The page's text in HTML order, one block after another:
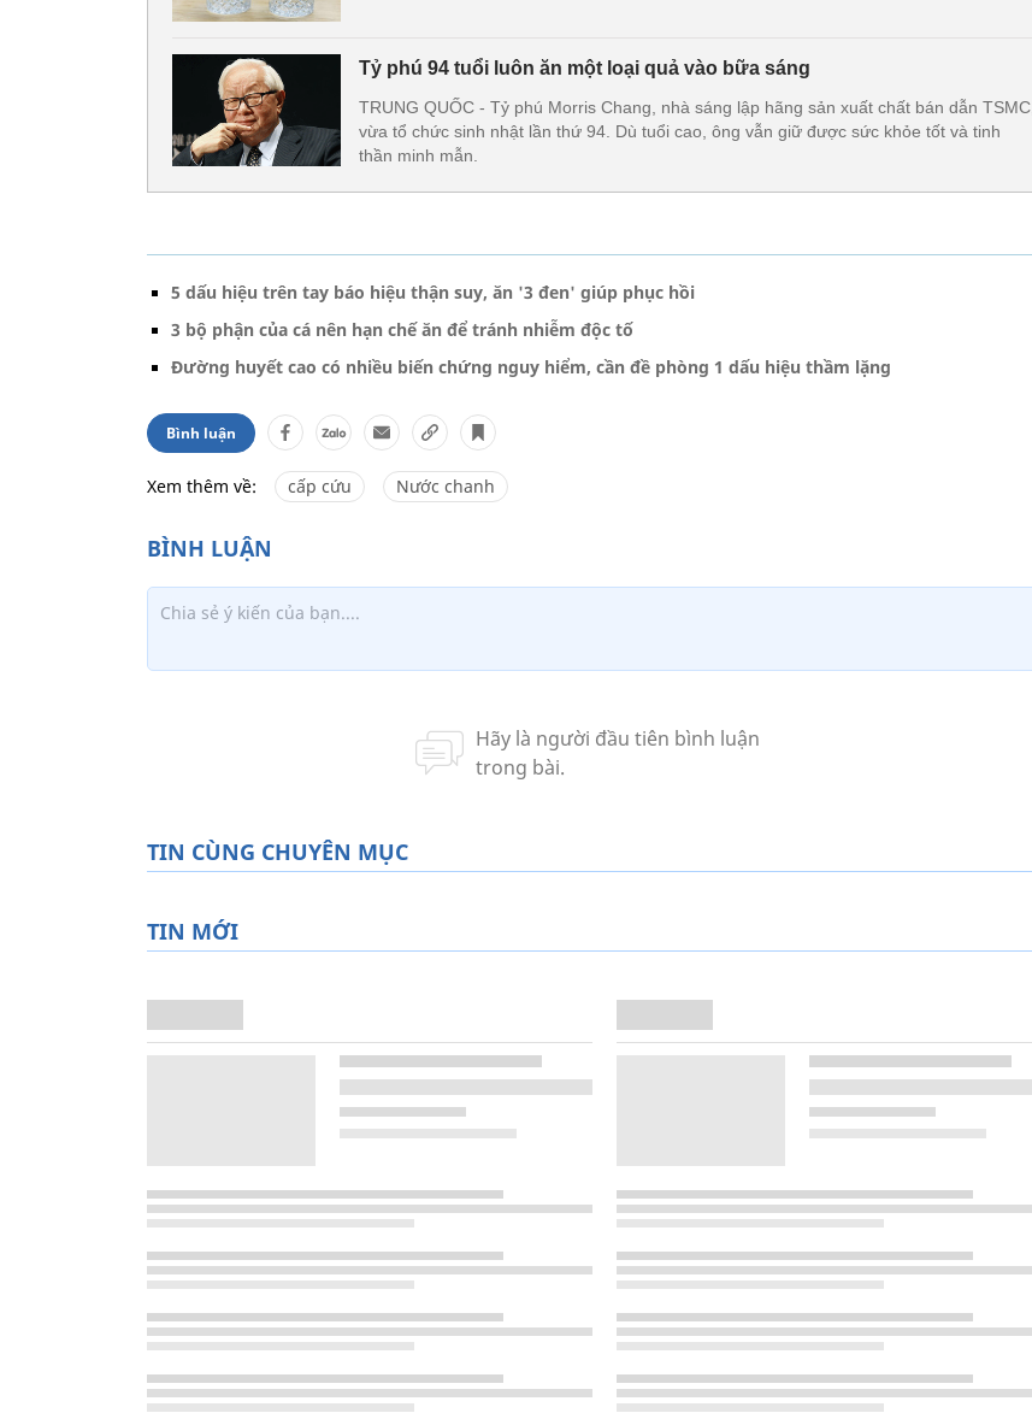
Tỷ phú 94 tuổi luôn ăn một loại quả vào bữa sáng
TRUNG QUỐC - Tỷ phú Morris Chang, nhà sáng lập hãng sản xuất chất bán dẫn TSMC,
vừa tổ chức sinh nhật lần thứ 94. Dù tuổi cao, ông vẫn giữ được sức khỏe tốt và tinh
thần minh mẫn.
5 dấu hiệu trên tay báo hiệu thận suy, ăn '3 đen' giúp phục hồi
3 bộ phận của cá nên hạn chế ăn để tránh nhiễm độc tố
Đường huyết cao có nhiều biến chứng nguy hiểm, cần đề phòng 1 dấu hiệu thầm lặng
Bình luận
Xem thêm về: cấp cứu Nước chanh
TIN CÙNG CHUYÊN MỤC
TIN MỚI